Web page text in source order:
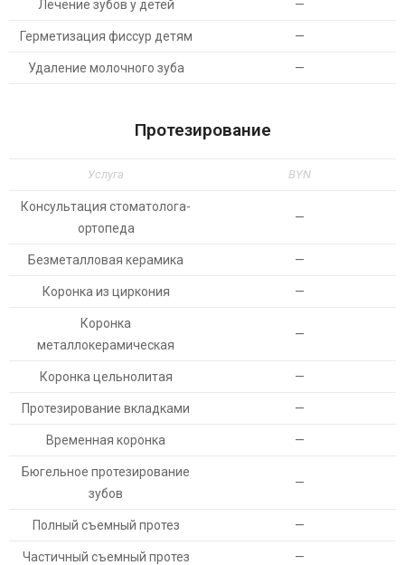
Лечение зубов у детей —
Герметизация фиссур детям —
Удаление молочного зуба —
Протезирование
Услуга BYN
Консультация стоматолога-
ортопеда
—
Безметалловая керамика —
Коронка из циркония —
Коронка
металлокерамическая
—
Коронка цельнолитая —
Протезирование вкладками —
Временная коронка —
Бюгельное протезирование
зубов
—
Полный съемный протез —
Частичный съемный протез —